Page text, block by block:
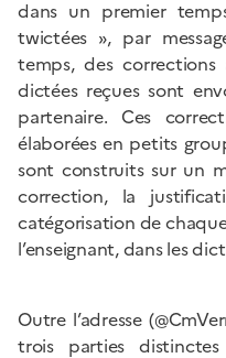
dans un premier
twictées », par
temps, des corrections
dictées reçues sont
partenaire. Ces
élaborées en petits
sont construits sur un
correction, la
catégorisation de
l’enseignant, dans les
Outre l’adresse
trois parties